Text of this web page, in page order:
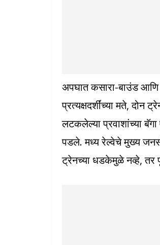
अपघात कसारा-बाउंड
प्रत्यक्षदर्शींच्या मते, दोन
लटकलेल्या प्रवाशांच्या
पडले. मध्य रेल्वेचे मुख्य
ट्रेनच्या धडकेमुळे नव्हे, तर